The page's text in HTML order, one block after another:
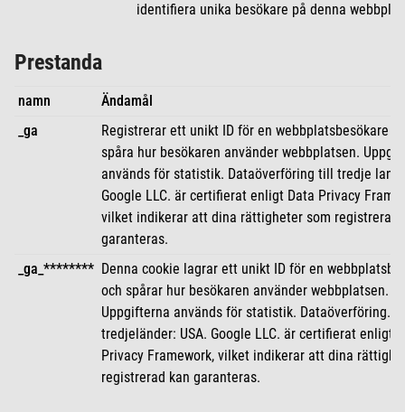
identifiera unika besökare på denna
Prestanda
namn
Ändamål
_ga
Registrerar ett unikt ID för en webbplatsbesökare
spåra hur besökaren använder webbplatsen.
används för statistik. Dataöverföring till tredje land:
Google LLC. är certifierat enligt Data Privacy
vilket indikerar att dina rättigheter som registrerad
garanteras.
_ga_******** Denna cookie lagrar ett unikt ID för en
och spårar hur besökaren använder webbplatsen.
Uppgifterna används för statistik. Dataöverföring.
tredjeländer: USA. Google LLC. är certifierat enligt
Privacy Framework, vilket indikerar att dina
registrerad kan garanteras.